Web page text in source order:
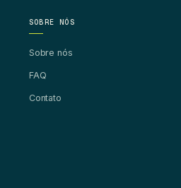
SOBRE NÓS
Sobre nós
FAQ
Contato